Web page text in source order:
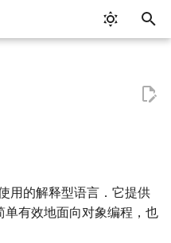
常见错误
常见技巧
VS Code
Atom
Cena
CCR Plus
Generator
Validator
联合体
指针
序列式容器
关联式容器
平衡树
冒泡排序
插入排序
斜率优化
四边形不等式优化
平衡三进制
格雷码
素数
最大公约数
快速傅里叶变换
快速数论变换
容斥原理
斐波那契数列
内积和外积
矩阵
环论
域论
随机变量
随机变量的数字特征
零和游戏
非公平组合游戏
高斯消元
牛顿迭代法
配对堆
左偏树
块状链表
树分块
李超线段树
猫树
Splay 树
WBLT
可持久化块状数组
可持久化平衡树
线段树套平衡树
树状数组套权值线段树
Euler Tour Tree
Top Tree
树的中心
树的重心
k 短路
同余最短路
最小直径生成树
割点和桥
圆方树
最小割
费用流
二分图最大权匹配
一般图最大匹配
整体二分
莫队算法
爬山算法
模拟退火
用的解释型语言．它提供
有效地面向对象编程，也